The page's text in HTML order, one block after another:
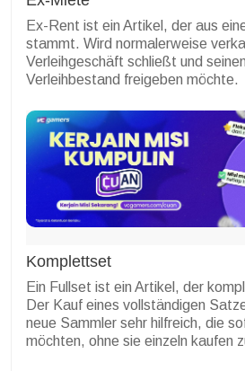
Ex-Rent ist ein Artikel, der aus
stammt. Wird normalerweise
Verleihgeschäft schließt und
Verleihbestand freigeben möchte.
Komplettset
Ein Fullset ist ein Artikel, der
Der Kauf eines vollständigen
neue Sammler sehr hilfreich, die
möchten, ohne sie einzeln kaufen